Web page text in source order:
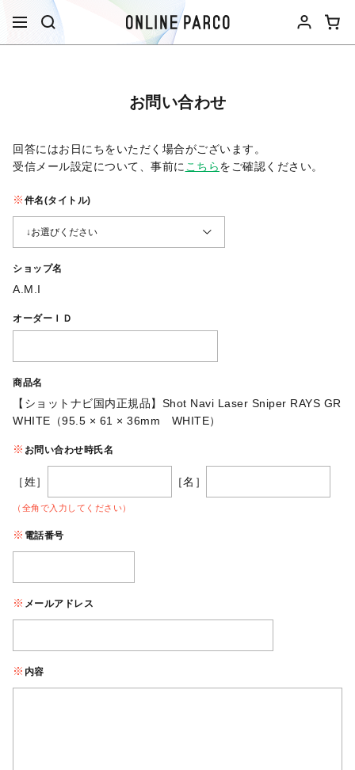
お問い合わせ
回答にはお日にちをいただく場合がございます。
受信メール設定について、事前に こちらをご確認ください。​
件名(タイトル)
ショップ名
A.M.I
オーダーＩＤ
商品名
【ショットナビ国内正規品】Shot Navi Laser Sniper RAYS GR
WHITE（95.5 × 61 × 36mm WHITE）
お問い合わせ時氏名
［姓］ ［名］
（全角で入力してください）
電話番号
メールアドレス
内容